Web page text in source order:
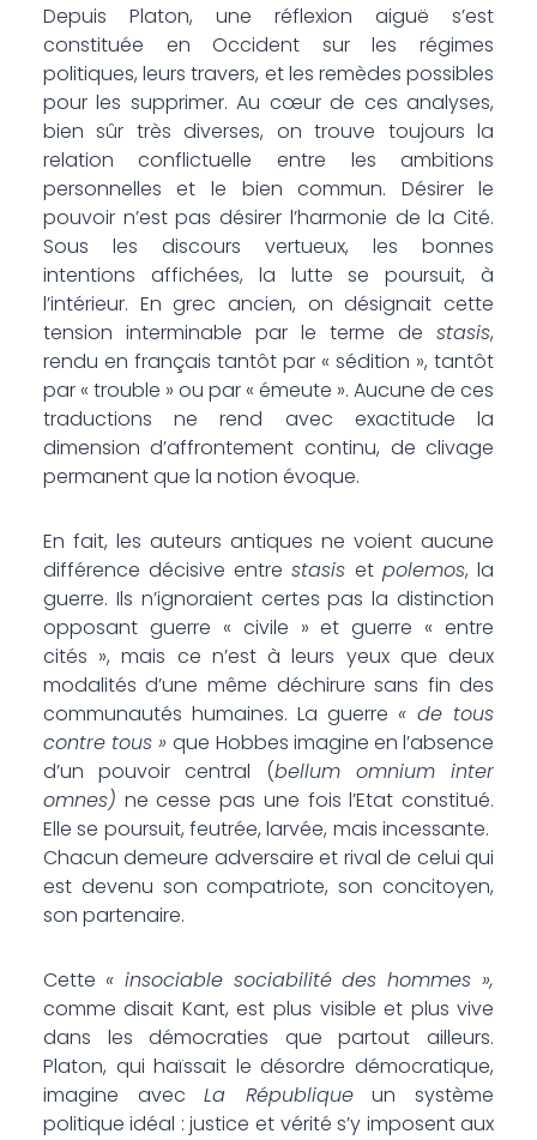
Depuis Platon, une réflexion aiguë s’est
constituée en Occident sur les régimes
politiques, leurs travers, et les remèdes possibles
pour les supprimer. Au cœur de ces analyses,
bien sûr très diverses, on trouve toujours la
relation conflictuelle entre les ambitions
personnelles et le bien commun. Désirer le
pouvoir n’est pas désirer l’harmonie de la Cité.
Sous les discours vertueux, les bonnes
intentions affichées, la lutte se poursuit, à
l’intérieur. En grec ancien, on désignait cette
tension interminable par le terme destasis,
rendu en français tantôt par « sédition », tantôt
par « trouble » ou par « émeute ». Aucune de ces
traductions ne rend avec exactitude la
dimension d’affrontement continu, de clivage
permanent que la notion évoque.
En fait, les auteurs antiques ne voient aucune
différence décisive entre stasisetpolemos, la
guerre. Ils n’ignoraient certes pas la distinction
opposant guerre « civile » et guerre « entre
cités », mais ce n’est à leurs yeux que deux
modalités d’une même déchirure sans fin des
communautés humaines. La guerre « de tous
contre tous »que Hobbes imagine en l’absence
d’un pouvoir central (bellum omnium inter
omnes) ne cesse pas une fois l’Etat constitué.
Elle se poursuit, feutrée, larvée, mais incessante.
Chacun demeure adversaire et rival de celui qui
est devenu son compatriote, son concitoyen,
son partenaire.
Cette « insociable sociabilité des hommes »,
comme disait Kant, est plus visible et plus vive
dans les démocraties que partout ailleurs.
Platon, qui haïssait le désordre démocratique,
imagine avecLa Républiqueun système
politique idéal : justice et vérité s’y imposent aux